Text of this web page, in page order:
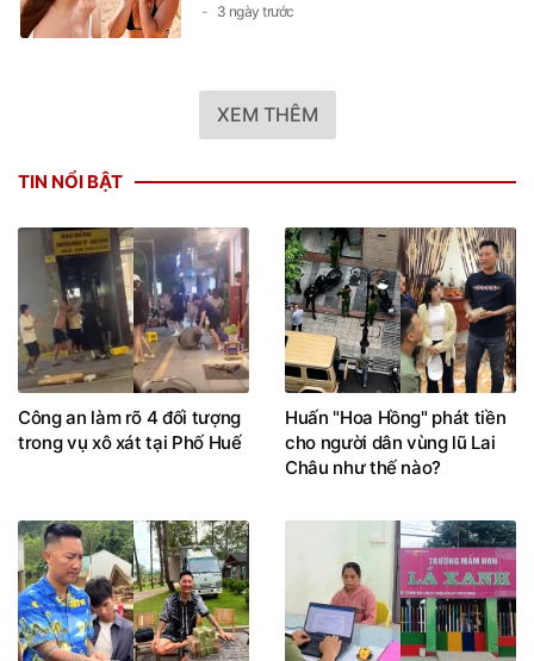
3 ngày trước
XEM THÊM
TIN NỔI BẬT
Công an làm rõ 4 đối tượng
trong vụ xô xát tại Phố Huế
Huấn "Hoa Hồng" phát tiền
cho người dân vùng lũ Lai
Châu như thế nào?